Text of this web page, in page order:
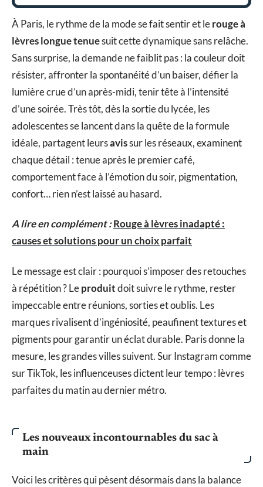
À Paris, le rythme de la mode se fait sentir et lerouge à
lèvres longue tenuesuit cette dynamique sans relâche.
Sans surprise, la demande ne faiblit pas : la couleur doit
résister, affronter la spontanéité d’un baiser, défier la
lumière crue d’un après-midi, tenir tête à l’intensité
d’une soirée. Très tôt, dès la sortie du lycée, les
adolescentes se lancent dans la quête de la formule
idéale, partagent leursavissur les réseaux, examinent
chaque détail : tenue après le premier café,
comportement face à l’émotion du soir, pigmentation,
confort… rien n’est laissé au hasard.
A lire en complément :Rouge à lèvres inadapté :
causes et solutions pour un choix parfait
Le message est clair : pourquoi s’imposer des retouches
à répétition ? Leproduitdoit suivre le rythme, rester
impeccable entre réunions, sorties et oublis. Les
marques rivalisent d’ingéniosité, peaufinent textures et
pigments pour garantir un éclat durable. Paris donne la
mesure, les grandes villes suivent. Sur Instagram comme
sur TikTok, les influenceuses dictent leur tempo : lèvres
parfaites du matin au dernier métro.
Les nouveaux incontournables du sac à
main
Voici les critères qui pèsent désormais dans la balance